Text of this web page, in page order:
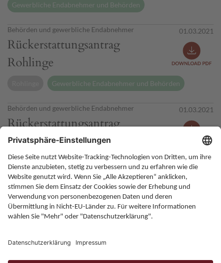
Gewerbliche Endabnehmer und Behörden
Behörden und gewerbliche Endabnehmer
Rückerstattungsantrag
Rohlinge
01.03.2021
Gewerbliche Endabnehmer und Behörden
Behörden und gewerbliche Endabnehmer
Rückerstattungsantrag
externe Brenner
01.03.2021
Brenner Gewerbliche Endabnehmer und Behörden
Allgemeine Bedingungen
Onlineportal